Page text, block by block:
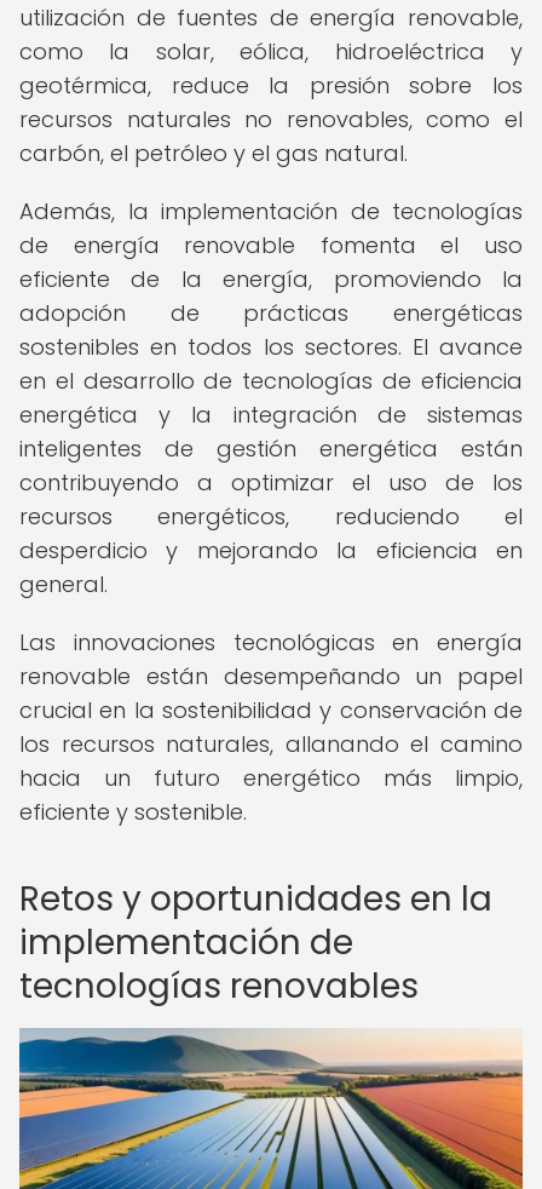
utilización de fuentes de energía renovable,
como la solar, eólica, hidroeléctrica y
geotérmica, reduce la presión sobre los
recursos naturales no renovables, como el
carbón, el petróleo y el gas natural.
Además, la implementación de tecnologías
de energía renovable fomenta el uso
eficiente de la energía, promoviendo la
adopción de prácticas energéticas
sostenibles en todos los sectores. El avance
en el desarrollo de tecnologías de eficiencia
energética y la integración de sistemas
inteligentes de gestión energética están
contribuyendo a optimizar el uso de los
recursos energéticos, reduciendo el
desperdicio y mejorando la eficiencia en
general.
Las innovaciones tecnológicas en energía
renovable están desempeñando un papel
crucial en la sostenibilidad y conservación de
los recursos naturales, allanando el camino
hacia un futuro energético más limpio,
eficiente y sostenible.
Retos y oportunidades en la
implementación de
tecnologías renovables